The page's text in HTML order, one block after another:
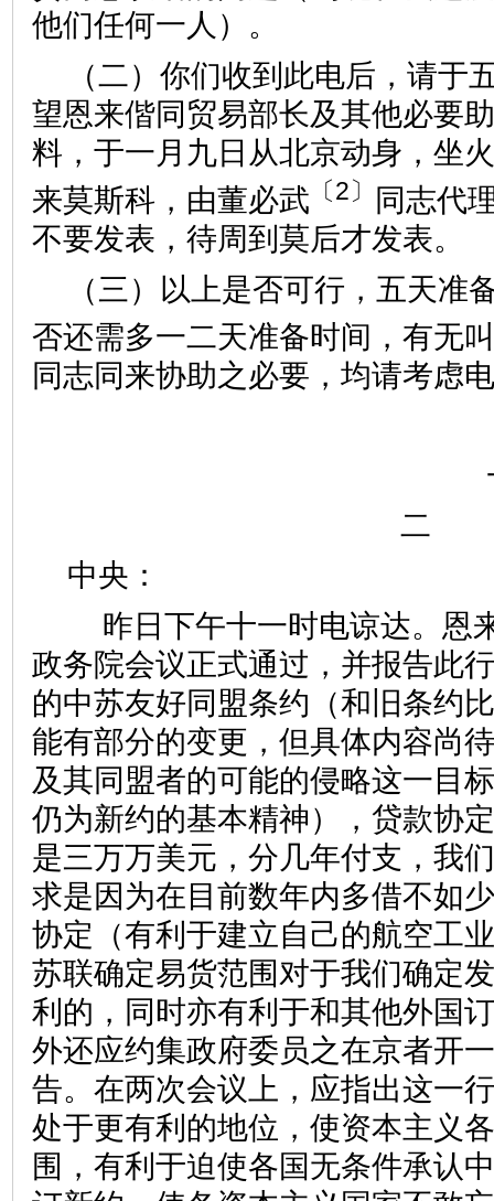
他们任何一人）。
（二）你们收到此电后，请于
望恩来偕同贸易部长及其他必要
料，于一月九日从北京动身，坐
来莫斯科，由董必武 〔2〕
同志代
不要发表，待周到莫后才发表。
（三）以上是否可行，五天准
否还需多一二天准备时间，有无
同志同来协助之必要，均请考虑
二
中央：
昨日下午十一时电谅达。恩
政务院会议正式通过，并报告此
的中苏友好同盟条约（和旧条约
能有部分的变更，但具体内容尚
及其同盟者的可能的侵略这一目
仍为新约的基本精神），贷款协
是三万万美元，分几年付支，我
求是因为在目前数年内多借不如
协定（有利于建立自己的航空工
苏联确定易货范围对于我们确定
利的，同时亦有利于和其他外国
外还应约集政府委员之在京者开
告。在两次会议上，应指出这一
处于更有利的地位，使资本主义
围，有利于迫使各国无条件承认